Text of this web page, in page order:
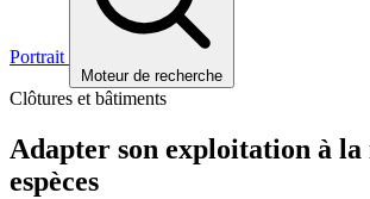
Portrait
Moteur de recherche
Clôtures et bâtiments
Adapter son exploitation à la
espèces